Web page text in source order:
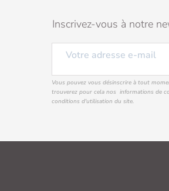
Inscrivez-vous à notre
Vous pouvez vous désinscrire à tout
trouverez pour cela nos informations de
conditions d'utilisation du site.